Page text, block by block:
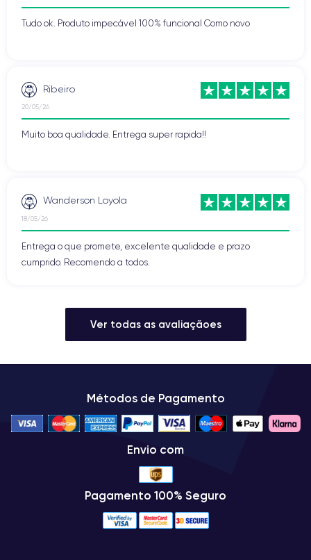
Tudo ok. Produto impecável 100% funcional Como novo
Ribeiro
20/05/26
Muito boa qualidade. Entrega super rapida!!
Wanderson Loyola
18/05/26
Entrega o que promete, excelente qualidade e prazo
cumprido. Recomendo a todos.
Ver todas as avaliaçãoes
Métodos de Pagamento
Envio com
Pagamento 100% Seguro